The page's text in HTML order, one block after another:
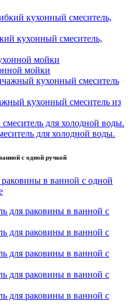
кухонный смеситель,
мойки
кухонный смеситель из
для холодной воды.
с одной ручкой